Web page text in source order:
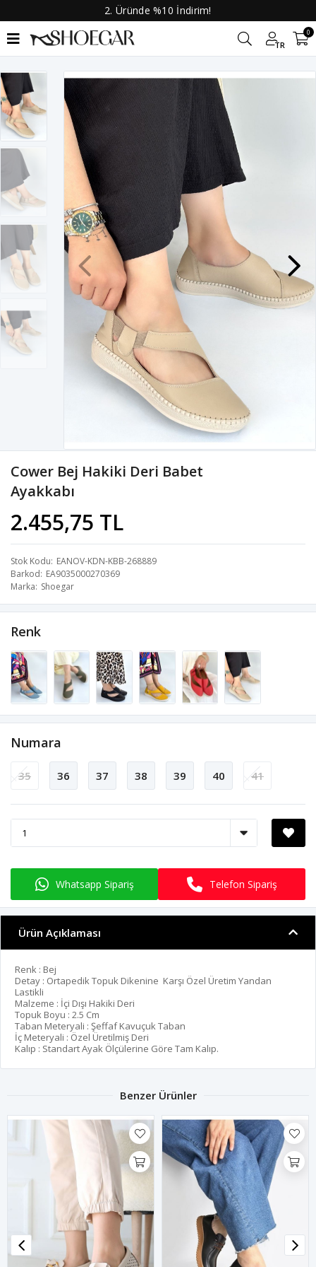
2. Üründe %10 İndirim!
TR
0
Cower Bej Hakiki Deri Babet
Ayakkabı
2.455,75 TL
Stok Kodu EANOV-KDN-KBB-268889
Barkod EA9035000270369
Marka Shoegar
Renk
Numara
35 36 37 38 39 40 41
Whatsapp Sipariş Telefon Sipariş
Ürün Açıklaması
Renk : Bej
Detay : Ortapedik Topuk Dikenine Karşı Özel Üretim Yandan
Lastikli
Malzeme : İçi Dışı Hakiki Deri
Topuk Boyu : 2.5 Cm
Taban Meteryali : Şeffaf Kavuçuk Taban
İç Meteryali : Özel Üretilmiş Deri
Kalıp : Standart Ayak Ölçülerine Göre Tam Kalıp.
Benzer Ürünler